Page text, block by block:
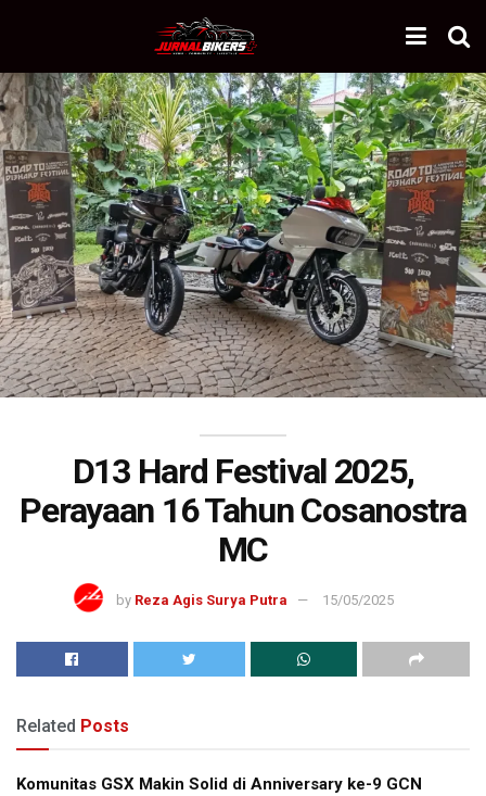
D13 Hard Festival 2025,
Perayaan 16 Tahun Cosanostra
MC
by Reza Agis Surya Putra 15/05/2025
Related Posts
Komunitas GSX Makin Solid di Anniversary ke-9 GCN